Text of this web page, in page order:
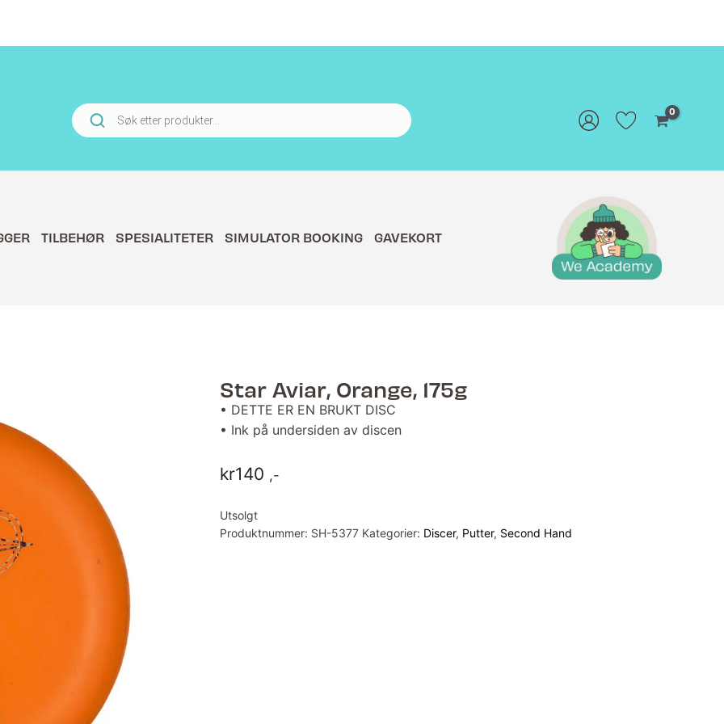
Products
search
TILBEHØR SPESIALITETER SIMULATOR BOOKING GAVEKORT
Star Aviar, Orange, 175g
• DETTE ER EN BRUKT DISC
• Ink på undersiden av discen
kr140 ,-
Utsolgt
Produktnummer: SH-5377 Kategorier: Discer, Putter, Second Hand